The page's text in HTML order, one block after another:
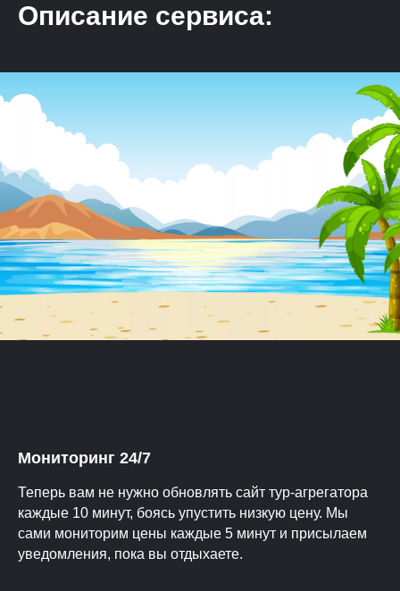
Описание сервиса:
Мониторинг 24/7
Теперь вам не нужно обновлять сайт тур-агрегатора
каждые 10 минут, боясь упустить низкую цену. Мы
сами мониторим цены каждые 5 минут и присылаем
уведомления, пока вы отдыхаете.